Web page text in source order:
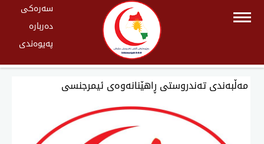
سەرەکی
دەربارە
پەیوەندی
مەڵبەندی تەندروستی ڕاهێنانەوەی ئیمرجنسی